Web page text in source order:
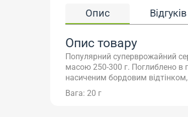
Опис
Опис товару
Популярний суперврожайний
масою 250-300 г. Поглиблено в
насиченим бордовим
Вага: 20 г